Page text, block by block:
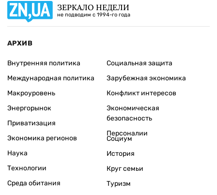
ЗЕРКАЛО НЕДЕЛИ
не подводим с 1994-го года
АРХИВ
Внутренняя политика
Международная политика
Макроуровень
Энергорынок
Приватизация
Экономика регионов
Социальная защита
Зарубежная экономика
Конфликт интересов
Экономическая
безопасность
Персоналии
Наука
Технологии
Среда обитания
Социум
История
Круг семьи
Туризм